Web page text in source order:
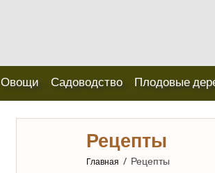
Овощи Садоводство Плодовые
Рецепты
Главная / Рецепты